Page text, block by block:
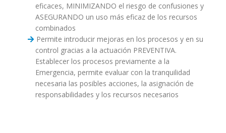
eficaces, MINIMIZANDO el riesgo de confusiones y
ASEGURANDO un uso más eficaz de los recursos
combinados
Permite introducir mejoras en los procesos y en su
control gracias a la actuación PREVENTIVA.
Establecer los procesos previamente a la
Emergencia, permite evaluar con la tranquilidad
necesaria las posibles acciones, la asignación de
responsabilidades y los recursos necesarios